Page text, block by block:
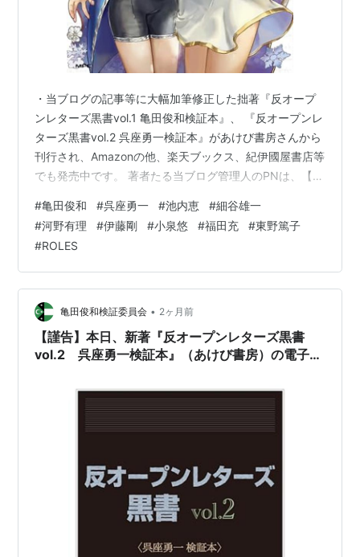
・当ブログの記事等に大幅加筆修正した拙著『反オープ
ンレターズ黒書vol.1 亀田俊和検証本』、 『反オープンレ
ターズ黒書vol.2 呉座勇一検証本』があけび書房さんから
刊行され、Amazonの他、楽天ブックス、紀伊國屋書店等
でも発売中です。 著者たる当ブログ管理人のPNは、【法
続巻のvol.2が2,640円になります。
kensyoiinkai.hatenablog.com
kensyoiinkai.hatenablog.com 因みに、電子書籍版につ
いても、これまたAmazon等で配信を開始しております。
こちらは、vo.…
#亀田俊和 #呉座勇一 #池内恵 #細谷雄一
#河野有理 #伊藤剛 #小泉悠 #福田充 #東野篤子
#ROLES
亀田俊和検証委員会 • 2ヶ月前
【謹告】本日、新著『反オープンレターズ黒書
vol.2 呉座勇一検証本』（あけび書房）の電子書